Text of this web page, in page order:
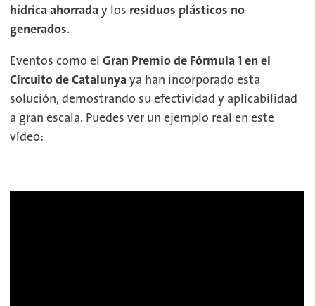
hídrica ahorraday los residuos plásticos no
generados.
Eventos como el Gran Premio de Fórmula 1 en el
Circuito de Catalunyaya han incorporado esta
solución, demostrando su efectividad y aplicabilidad
a gran escala. Puedes ver un ejemplo real en este
vídeo: